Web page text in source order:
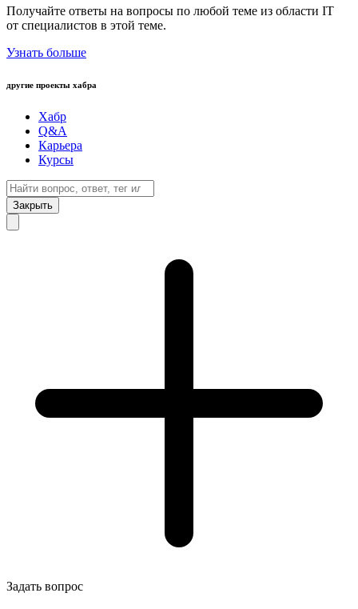
Получайте ответы на вопросы по любой теме из области IT
от специалистов в этой теме.
Узнать больше
другие проекты хабра
Хабр
Q&A
Карьера
Курсы
Закрыть
Задать вопрос